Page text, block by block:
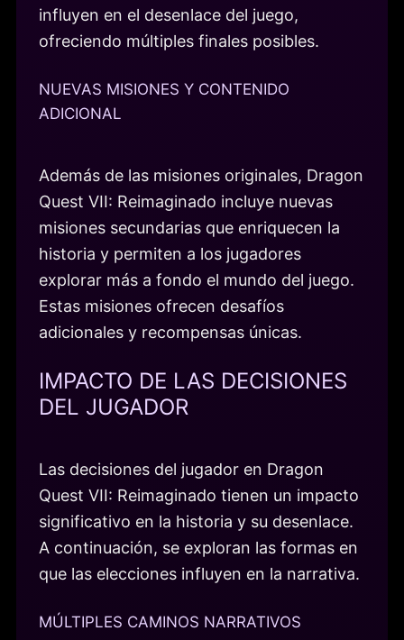
influyen en el desenlace del juego,
ofreciendo múltiples finales posibles.
NUEVAS MISIONES Y CONTENIDO
ADICIONAL
Además de las misiones originales, Dragon
Quest VII: Reimaginado incluye nuevas
misiones secundarias que enriquecen la
historia y permiten a los jugadores
explorar más a fondo el mundo del juego.
Estas misiones ofrecen desafíos
adicionales y recompensas únicas.
IMPACTO DE LAS DECISIONES
DEL JUGADOR
Las decisiones del jugador en Dragon
Quest VII: Reimaginado tienen un impacto
significativo en la historia y su desenlace.
A continuación, se exploran las formas en
que las elecciones influyen en la narrativa.
MÚLTIPLES CAMINOS NARRATIVOS